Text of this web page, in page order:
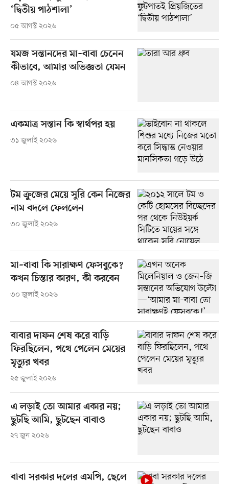
‘দ্বিতীয় পাঠশালা’
০৫ আগস্ট ২০২৬
যমজ সন্তানদের মা–বাবা চেনেন
কীভাবে, আমার অভিজ্ঞতা যেমন
০৪ আগস্ট ২০২৬
একমাত্র সন্তান কি স্বার্থপর হয়
৩১ জুলাই ২০২৬
টম ক্রুজের মেয়ে সুরি কেন নিজের
নাম বদলে ফেললেন
৩০ জুলাই ২০২৬
মা–বাবা কি সারাক্ষণ ফেসবুকে?
কখন চিন্তার কারণ, কী করবেন
৩০ জুলাই ২০২৬
বাবার দাফন শেষ করে বাড়ি
ফিরছিলেন, পথে পেলেন মেয়ের
মৃত্যুর খবর
২৫ জুলাই ২০২৬
এ লড়াই তো আমার একার নয়;
ছুটছি আমি, ছুটছেন বাবাও
২৭ জুন ২০২৬
বাবা সরকার দলের এমপি, ছেলে